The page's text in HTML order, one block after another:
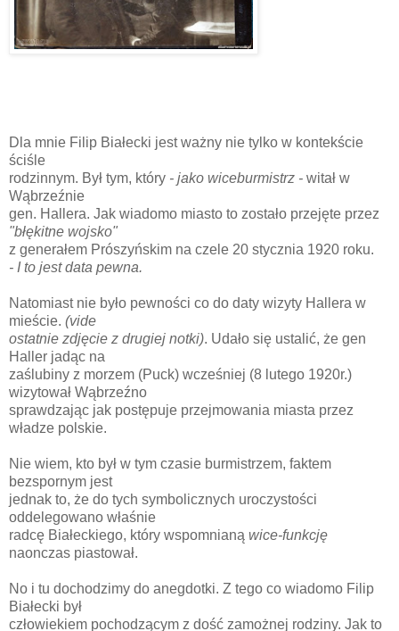
Dla mnie Filip Białecki jest ważny nie tylko w kontekście
ściśle
rodzinnym. Był tym, który - jako wiceburmistrz - witał w
Wąbrzeźnie
gen. Hallera. Jak wiadomo miasto to zostało przejęte przez
"błękitne wojsko"
z generałem Prószyńskim na czele 20 stycznia 1920 roku.
- I to jest data pewna.
Natomiast nie było pewności co do daty wizyty Hallera w
mieście. (vide
ostatnie zdjęcie z drugiej notki). Udało się ustalić, że gen
Haller jadąc na
zaślubiny z morzem (Puck) wcześniej (8 lutego 1920r.)
wizytował Wąbrzeźno
sprawdzając jak postępuje przejmowania miasta przez
władze polskie.
Nie wiem, kto był w tym czasie burmistrzem, faktem
bezspornym jest
jednak to, że do tych symbolicznych uroczystości
oddelegowano właśnie
radcę Białeckiego, który wspomnianą wice-funkcję
naonczas piastował.
No i tu dochodzimy do anegdotki. Z tego co wiadomo Filip
Białecki był
człowiekiem pochodzącym z dość zamożnej rodziny. Jak to